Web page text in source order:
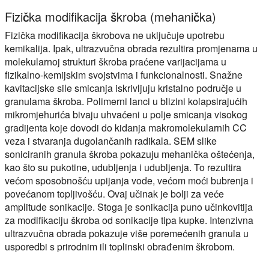
Fizička modifikacija škroba (mehanička)
Fizička modifikacija škrobova ne uključuje upotrebu
kemikalija. Ipak, ultrazvučna obrada rezultira promjenama u
molekularnoj strukturi škroba praćene varijacijama u
fizikalno-kemijskim svojstvima i funkcionalnosti. Snažne
kavitacijske sile smicanja iskrivljuju kristalno područje u
granulama škroba. Polimerni lanci u blizini kolapsirajućih
mikromjehurića bivaju uhvaćeni u polje smicanja visokog
gradijenta koje dovodi do kidanja makromolekularnih CC
veza i stvaranja dugolančanih radikala. SEM slike
soniciranih granula škroba pokazuju mehanička oštećenja,
kao što su pukotine, udubljenja i udubljenja. To rezultira
većom sposobnošću upijanja vode, većom moći bubrenja i
povećanom topljivošću. Ovaj učinak je bolji za veće
amplitude sonikacije. Stoga je sonikacija puno učinkovitija
za modifikaciju škroba od sonikacije tipa kupke. Intenzivna
ultrazvučna obrada pokazuje više poremećenih granula u
usporedbi s prirodnim ili toplinski obrađenim škrobom.